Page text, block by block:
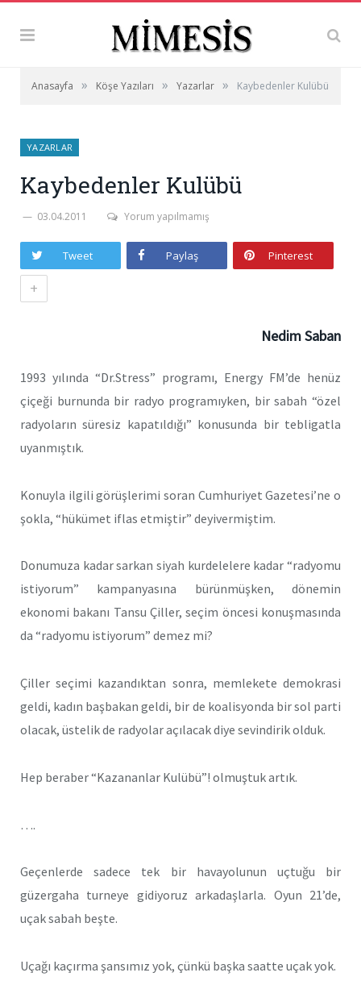
Anasayfa » Köşe Yazıları » Yazarlar » Kaybedenler Kulübü
YAZARLAR
Kaybedenler Kulübü
03.04.2011 Yorum yapılmamış
Tweet Paylaş Pinterest
+
Nedim Saban
1993 yılında “Dr.Stress” programı, Energy FM’de henüz
çiçeği burnunda bir radyo programıyken, bir sabah “özel
radyoların süresiz kapatıldığı” konusunda bir tebligatla
uyanmıştık.
Konuyla ilgili görüşlerimi soran Cumhuriyet Gazetesi’ne o
şokla, “hükümet iflas etmiştir” deyivermiştim.
Donumuza kadar sarkan siyah kurdelelere kadar “radyomu
istiyorum” kampanyasına bürünmüşken, dönemin
ekonomi bakanı Tansu Çiller, seçim öncesi konuşmasında
da “radyomu istiyorum” demez mi?
Çiller seçimi kazandıktan sonra, memlekete demokrasi
geldi, kadın başbakan geldi, bir de koalisyonda bir sol parti
olacak, üstelik de radyolar açılacak diye sevindirik olduk.
Hep beraber “Kazananlar Kulübü”! olmuştuk artık.
….
Geçenlerde sadece tek bir havayolunun uçtuğu bir
güzergaha turneye gidiyoruz arkadaşlarla. Oyun 21’de,
uçak sabah beşte.
Uçağı kaçırma şansımız yok, çünkü başka saatte uçak yok.